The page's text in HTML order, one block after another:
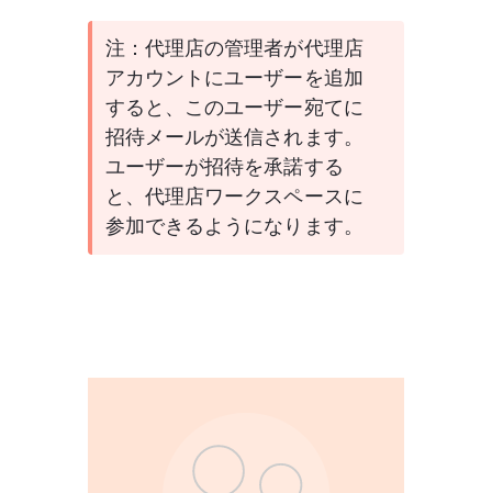
注：代理店の管理者が代理店
アカウントにユーザーを追加
すると、このユーザー宛てに
招待メールが送信されます。
ユーザーが招待を承諾する
と、代理店ワークスペースに
参加できるようになります。